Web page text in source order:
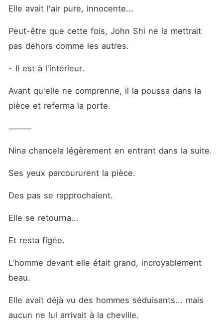
Elle avait l'air pure, innocente...
Peut-être que cette fois, John Shi ne la mettrait
pas dehors comme les autres.
- Il est à l'intérieur.
Avant qu'elle ne comprenne, il la poussa dans la
pièce et referma la porte.
⸻
Nina chancela légèrement en entrant dans la suite.
Ses yeux parcoururent la pièce.
Des pas se rapprochaient.
Elle se retourna...
Et resta figée.
L'homme devant elle était grand, incroyablement
beau.
Elle avait déjà vu des hommes séduisants... mais
aucun ne lui arrivait à la cheville.